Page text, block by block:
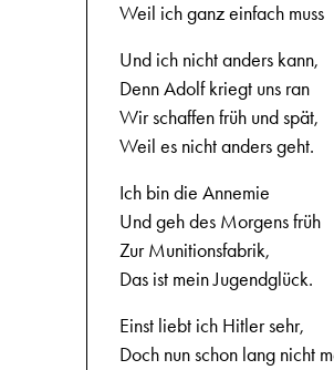
19-12-
Weil ich ganz einfach muss
Und ich nicht anders kann,
Denn Adolf kriegt uns ran
Wir schaffen früh und spät,
Weil es nicht anders geht.
Ich bin die Annemie
Und geh des Morgens früh
Zur Munitionsfabrik,
Das ist mein Jugendglück.
Einst liebt ich Hitler sehr,
Doch nun schon lang nicht